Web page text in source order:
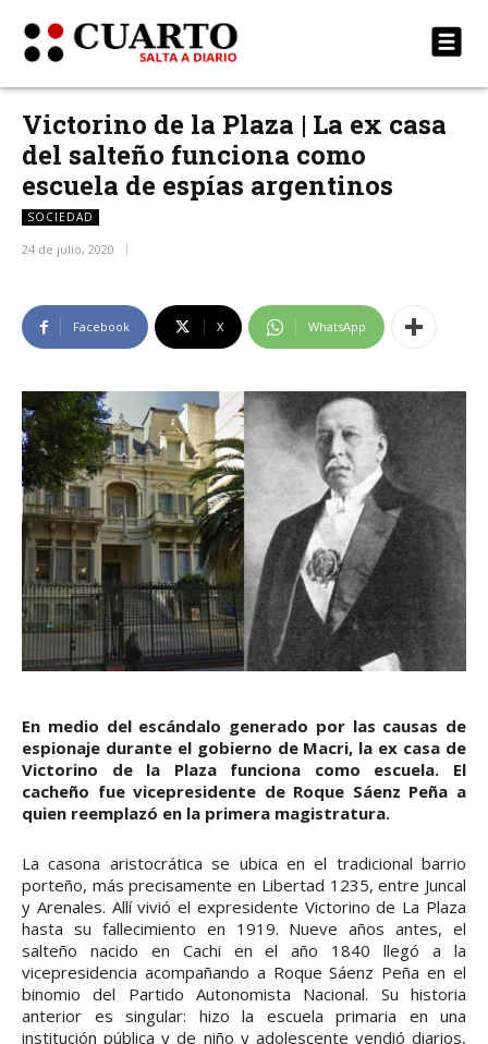
Victorino de la Plaza | La ex casa
del salteño funciona como
escuela de espías argentinos
SOCIEDAD
24 de julio, 2020
Facebook X WhatsApp
En medio del escándalo generado por las causas de
espionaje durante el gobierno de Macri, la ex casa de
Victorino de la Plaza funciona como escuela. El
cacheño fue vicepresidente de Roque Sáenz Peña a
quien reemplazó en la primera magistratura.
La casona aristocrática se ubica en el tradicional barrio
porteño, más precisamente en Libertad 1235, entre Juncal
y Arenales. Allí vivió el expresidente Victorino de La Plaza
hasta su fallecimiento en 1919. Nueve años antes, el
salteño nacido en Cachi en el año 1840 llegó a la
vicepresidencia acompañando a Roque Sáenz Peña en el
binomio del Partido Autonomista Nacional. Su historia
anterior es singular: hizo la escuela primaria en una
institución pública y de niño y adolescente vendió diarios,